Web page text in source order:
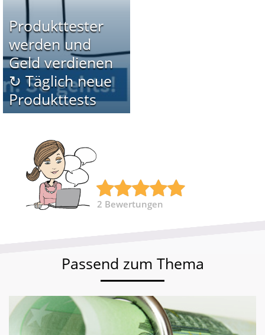
Produkttester
werden und
Geld verdienen
↻ Täglich neue
Produkttests
2 Bewertungen
Passend zum Thema